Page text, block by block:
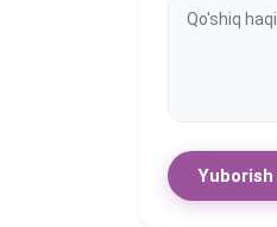
Yuborish